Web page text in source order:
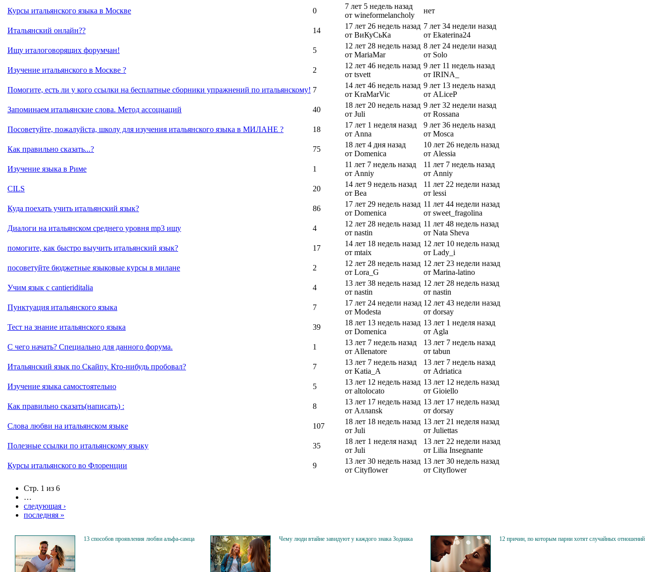
Курсы итальянского языка в Москве
0
7 лет 5 недель назад
от wineformelancholy
нет
Итальянский онлайн?? 14
17 лет 26 недель назад
от ВиКуСьКа
7 лет 34 недели назад
от Ekaterina24
Ищу италоговорящих форумчан!
5
12 лет 28 недель назад
от MariaMar
8 лет 24 недели назад
от Solo
Изучение итальянского в Москве ?
2
12 лет 46 недель назад
от tsvett
9 лет 11 недель назад
от IRINA_
Помогите, есть ли у кого ссылки на бесплатные сборники упражнений по итальянскому! 7
14 лет 46 недель назад
от KraMarVic
9 лет 13 недель назад
от ALiceP
Запоминаем итальянские слова. Метод ассоциаций
40
18 лет 20 недель назад
от Juli
9 лет 32 недели назад
от Rossana
Посоветуйте, пожалуйста, школу для изучения итальянского языка в МИЛАНЕ ?
18
17 лет 1 неделя назад
от Anna
9 лет 36 недель назад
от Mosca
Как правильно сказать...?
75
18 лет 4 дня назад
от Domenica
10 лет 26 недель назад
от Alessia
Изучение языка в Риме
1
11 лет 7 недель назад
от Anniy
11 лет 7 недель назад
от Anniy
CILS
20
14 лет 9 недель назад
от Bea
11 лет 22 недели назад
от lessi
Куда поехать учить итальянский язык?
86
17 лет 29 недель назад
от Domenica
11 лет 44 недели назад
от sweet_fragolina
Диалоги на итальянском среднего уровня mp3 ищу
4
12 лет 28 недель назад
от nastin
11 лет 48 недель назад
от Nata Sheva
помогите, как быстро выучить итальянский язык?
17
14 лет 18 недель назад
от mtaix
12 лет 10 недель назад
от Lady_i
посоветуйте бюджетные языковые курсы в милане
2
12 лет 28 недель назад
от Lora_G
12 лет 23 недели назад
от Marina-latino
Учим язык с cantieriditalia
4
13 лет 38 недель назад
от nastin
12 лет 28 недель назад
от nastin
Пунктуация итальянского языка
7
17 лет 24 недели назад
от Modesta
12 лет 43 недели назад
от dorsay
Тест на знание итальянского языка
39
18 лет 13 недель назад
от Domenica
13 лет 1 неделя назад
от Agla
С чего начать? Специально для данного форума.
1
13 лет 7 недель назад
от Allenatore
13 лет 7 недель назад
от tabun
Итальянский язык по Скайпу. Кто-нибудь пробовал?
7
13 лет 7 недель назад
от Katia_A
13 лет 7 недель назад
от Adriatica
Изучение языка самостоятельно
5
13 лет 12 недель назад
от altolocato
13 лет 12 недель назад
от Gioiello
Как правильно сказать(написать) :
8
13 лет 17 недель назад
от Аллansk
13 лет 17 недель назад
от dorsay
Слова любви на итальянском языке
107
18 лет 18 недель назад
от Juli
13 лет 21 неделя назад
от Juliettas
Полезные ссылки по итальянскому языку
35
18 лет 1 неделя назад
от Juli
13 лет 22 недели назад
от Lilia Insegnante
Курсы итальянского во Флоренции
9
13 лет 30 недель назад
от Cityflower
13 лет 30 недель назад
от Cityflower
Стр. 1 из 6
…
следующая ›
последняя »
13 способов проявления любви альфа-самца Чему люди втайне завидуют у каждого знака Зодиака 12 причин, по которым парни хотят случайных отношений